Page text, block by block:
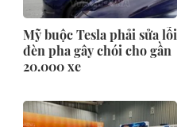
Mỹ buộc Tesla phải sửa lỗi
đèn pha gây chói cho gần
20.000 xe